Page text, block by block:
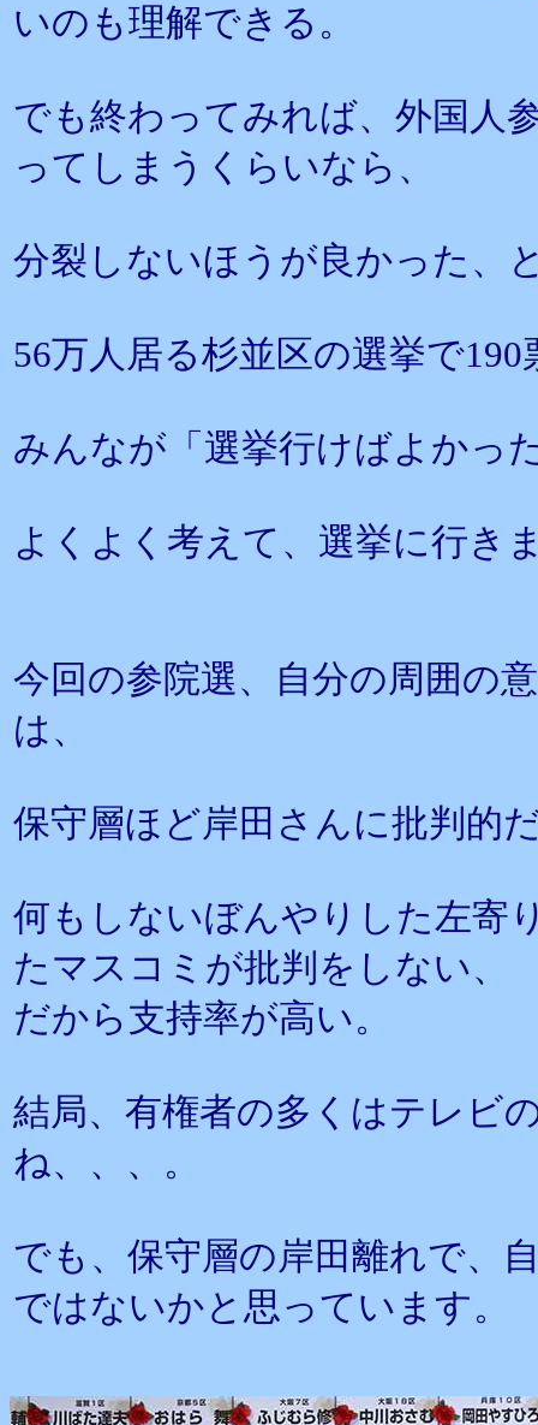
いのも理解できる。
でも終わってみれば、外国人
ってしまうくらいなら、
分裂しないほうが良かった、
56万人居る杉並区の選挙で
みんなが「選挙行けばよかっ
よくよく考えて、選挙に行き
今回の参院選、自分の周囲の
は、
保守層ほど岸田さんに批判的
何もしないぼんやりした左寄
たマスコミが批判をしない、
だから支持率が高い。
結局、有権者の多くはテレビ
ね、、、。
でも、保守層の岸田離れで、
ではないかと思っています。